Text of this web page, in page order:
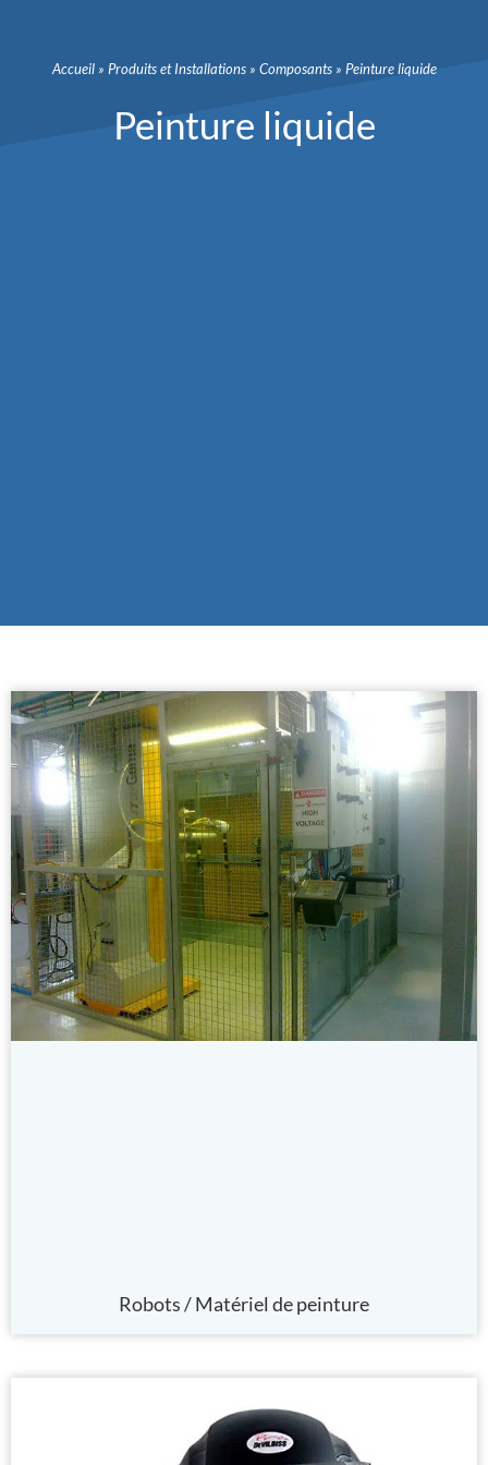
Accueil» Produits et Installations» Composants» Peinture liquide
Peinture liquide
Robots / Matériel de peinture